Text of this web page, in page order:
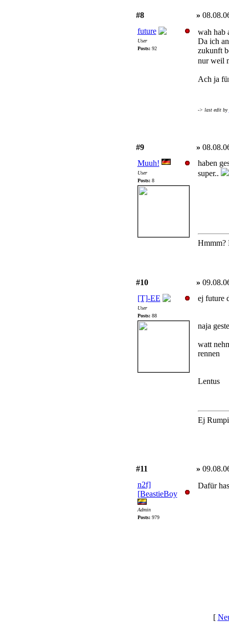
#8 »
future
User
Posts:92
wah hab
Da ich
zukunft
nur weil
Ach ja
-> last edit by
#9 »
Muuh!
User
Posts:8
haben
super..
Hmmm?
#10 »
[T]-EE
User
Posts:88
ej future
naja
watt
rennen
Lentus
Ej
#11 »
n2f]
[BeastieBoy
Admin
Posts:979
Dafür
[